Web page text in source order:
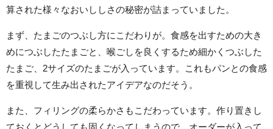
算された様々なおいししさの秘密が詰まっていました。
まず、たまごのつぶし方にこだわりが。食感を出すための大き
めにつぶしたたまごと、喉ごしを良くするため細かくつぶした
たまご、2サイズのたまごが入っています。これもパンとの食感
を重視して生み出されたアイデアなのだそう。
また、フィリングの柔らかさもこだわっています。作り置きし